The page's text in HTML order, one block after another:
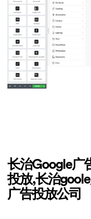
长治Google广
投放,长治
广告投放公司